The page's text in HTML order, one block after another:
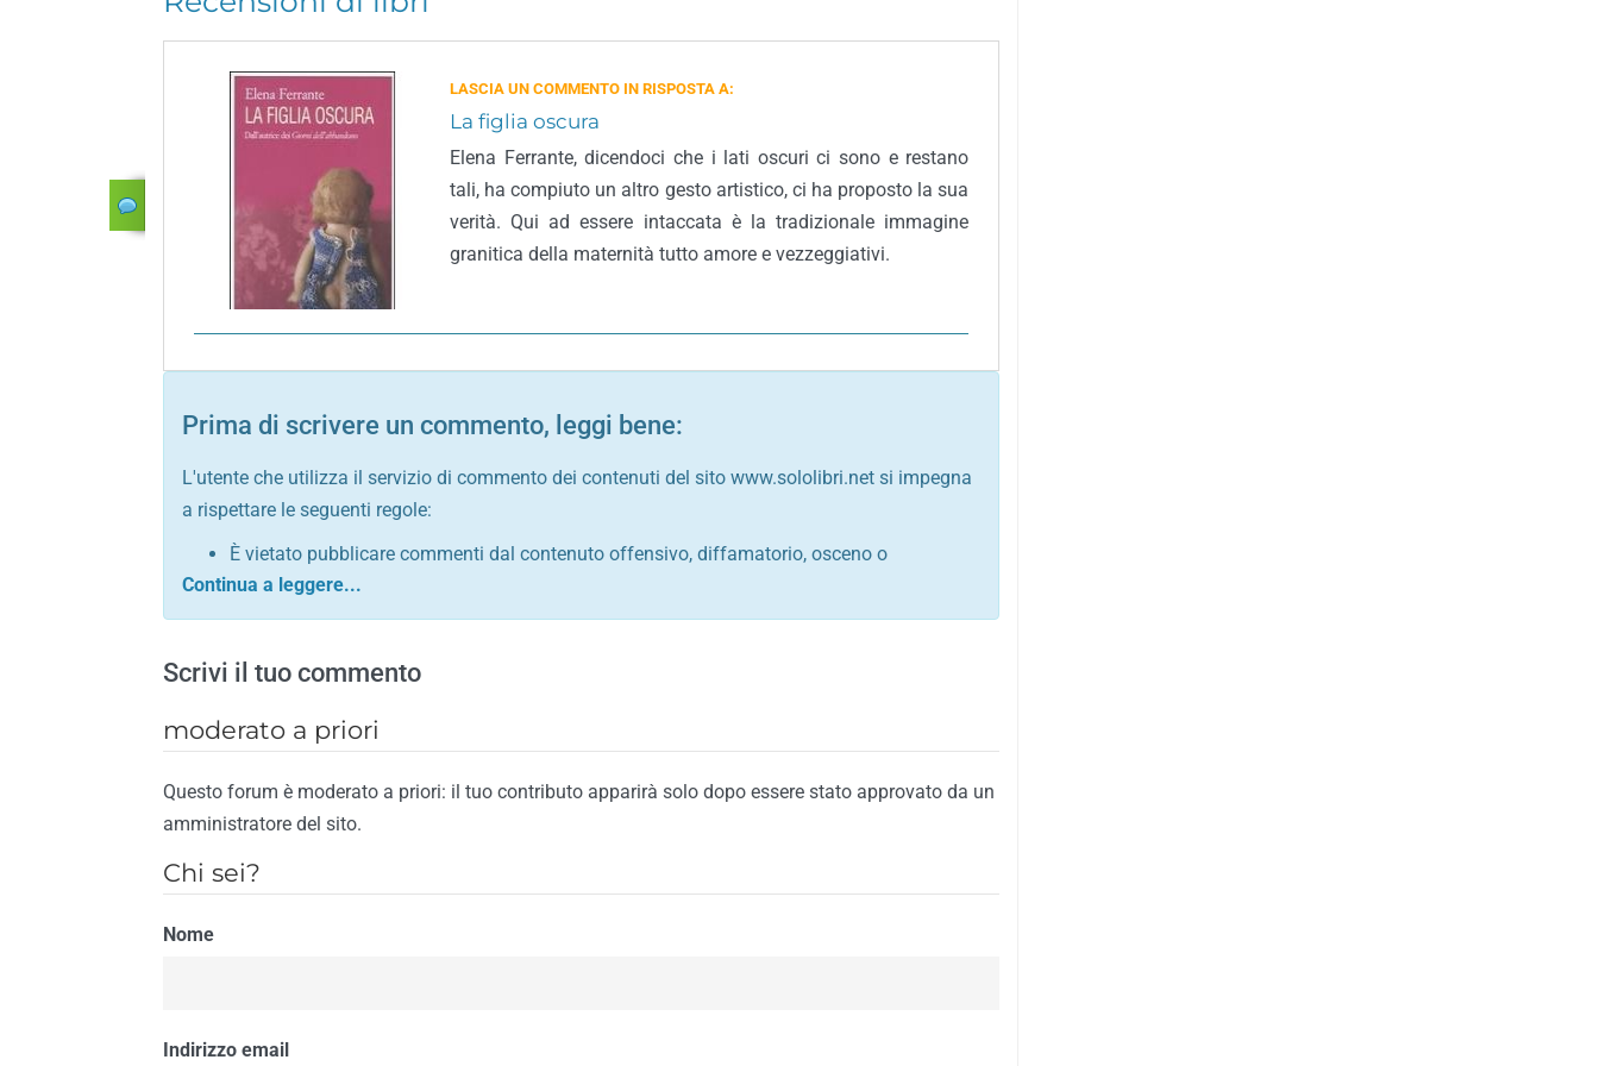
LASCIA UN COMMENTO IN RISPOSTA A:
La figlia oscura
Elena Ferrante, dicendoci che i lati oscuri ci sono e restano
tali, ha compiuto un altro gesto artistico, ci ha proposto la sua
verità. Qui ad essere intaccata è la tradizionale immagine
granitica della maternità tutto amore e vezzeggiativi.
Prima di scrivere un commento, leggi bene:
L'utente che utilizza il servizio di commento dei contenuti del sito www.sololibri.net si impegna
a rispettare le seguenti regole:
È vietato pubblicare commenti dal contenuto offensivo, diffamatorio, osceno o
comunque contrario alle leggi dello Stato italiano e di quelle internazionali
Sono vietati commenti in tono sacrilego, sarcastico, denigratorio e sbeffeggiatorio
È vietato pubblicare commenti contrari al rispetto dell'ordine pubblico
È vietato pubblicare commenti lesivi della privacy di qualsiasi cittadino
È vietato pubblicare commenti razzisti nei confronti di qualsiasi razza, popolo, cultura,
religione
È vietato pubblicare commenti contrari al rispetto del buon costume o contenenti
È vietato pubblicare commenti inerenti propaganda politica, di partito o di fazione, che
Il riscontro della violazione anche di una sola delle regole precedenti comporterà la non
Scrivi il tuo commento
moderato a priori
Questo forum è moderato a priori: il tuo contributo apparirà solo dopo essere stato approvato da un
amministratore del sito.
Chi sei?
Nome
Indirizzo email